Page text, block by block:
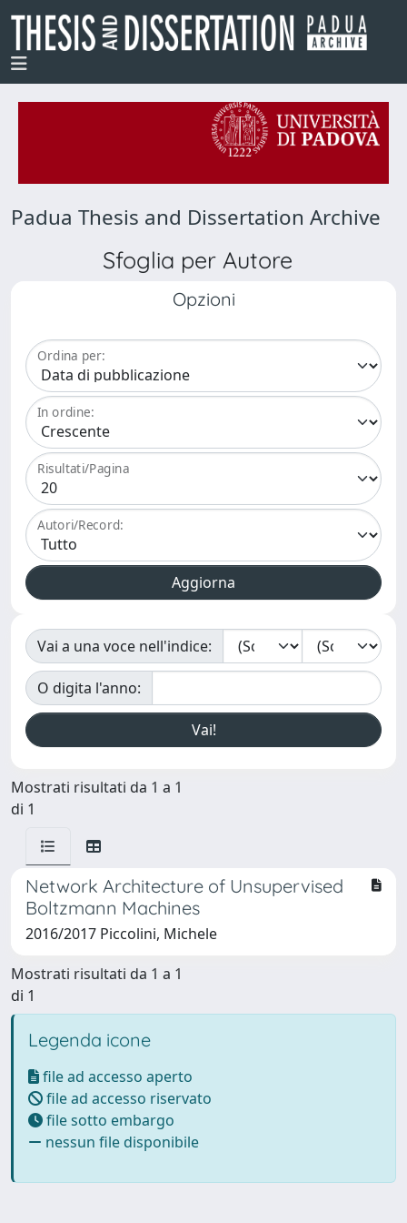
Padua Thesis and Dissertation Archive
Sfoglia per Autore
Opzioni
Ordina per:
In ordine:
Risultati/Pagina
Autori/Record:
Vai a una voce nell'indice:
O digita l'anno:
Mostrati risultati da 1 a 1
di 1
Network Architecture of Unsupervised
Boltzmann Machines
2016/2017 Piccolini, Michele
Mostrati risultati da 1 a 1
di 1
Legenda icone
file ad accesso aperto
file ad accesso riservato
file sotto embargo
nessun file disponibile